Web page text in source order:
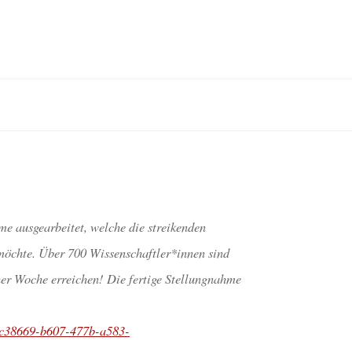
ausgearbeitet, welche die streikenden
Über 700 Wissenschaftler*innen sind
Woche erreichen! Die fertige Stellungnahme
b607-477b-a583-